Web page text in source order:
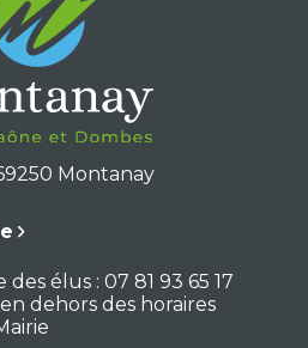
Montanay
élus : 07 81 93 65 17
dehors des horaires